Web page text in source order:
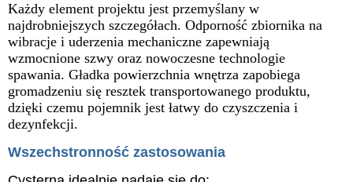
Każdy element projektu jest przemyślany w
najdrobniejszych szczegółach. Odporność zbiornika na
wibracje i uderzenia mechaniczne zapewniają
wzmocnione szwy oraz nowoczesne technologie
spawania. Gładka powierzchnia wnętrza zapobiega
gromadzeniu się resztek transportowanego produktu,
dzięki czemu pojemnik jest łatwy do czyszczenia i
dezynfekcji.
Wszechstronność zastosowania